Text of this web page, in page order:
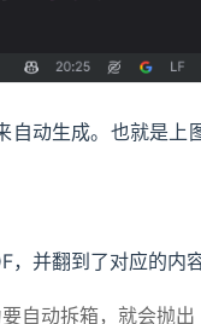
自动生成。也就是上
并翻到了对应的内
自动拆箱，就会抛出